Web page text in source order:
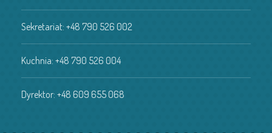
Sekretariat:+48 790 526 002
Kuchnia:+48 790 526 004
Dyrektor:+48 609 655 068